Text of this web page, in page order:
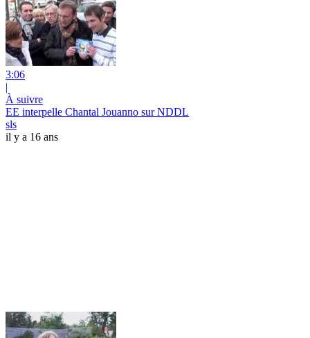
3:06
|
À suivre
EE interpelle Chantal Jouanno sur NDDL
sls
il y a 16 ans